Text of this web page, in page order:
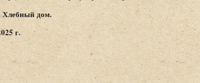
Хлебный дом.
г.